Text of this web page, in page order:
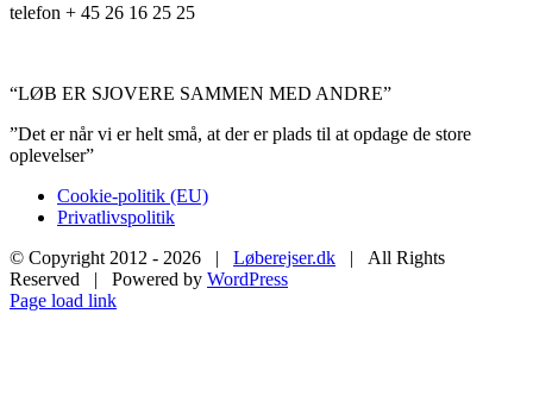
telefon + 45 26 16 25 25
“LØB ER SJOVERE SAMMEN MED ANDRE”
”Det er når vi er helt små, at der er plads til at opdage de store
oplevelser”
Cookie-politik (EU)
Privatlivspolitik
© Copyright 2012 - 2026 | Løberejser.dk | All Rights
Reserved | Powered by WordPress
Facebook
Instagram
YouTube
Page load link